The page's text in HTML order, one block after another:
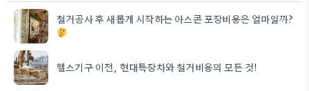
철거공사 후 새롭게 시작하는 아스콘 포장비용은 얼마일까?
헬스기구 이전, 현대특장차와 철거비용의 모든 것!